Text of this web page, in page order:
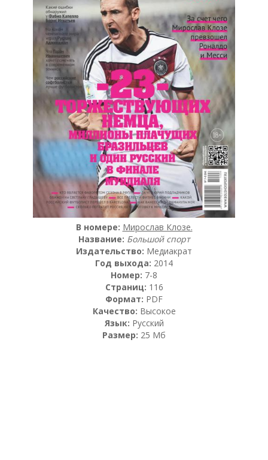
В номере: Мирослав Клозе.
Название: Большой спорт
Издательство: Медиакрат
Год выхода: 2014
Номер: 7-8
Страниц: 116
Формат: PDF
Качество: Высокое
Язык: Русский
Размер: 25 Мб